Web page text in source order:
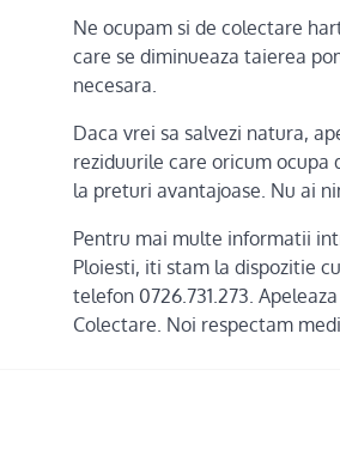
Ne ocupam si de colectare
care se diminueaza taierea
necesara.
Daca vrei sa salvezi natura,
reziduurile care oricum ocupa
la preturi avantajoase. Nu ai
Pentru mai multe informatii
Ploiesti, iti stam la dispozitie
telefon 0726.731.273.
Colectare. Noi respectam